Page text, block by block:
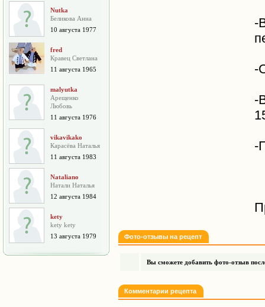
Nutka
Беликова Анна
10 августа 1977
fred
Кравец Светлана
11 августа 1965
malyutka
Арещенко
Любовь
11 августа 1976
vikavikako
Карасёва Наталья
11 августа 1983
Nataliano
Натали Наталья
12 августа 1984
kety
kety kety
13 августа 1979
-
-
-
-
Фото-отзывы на рецепт
Вы сможете добавить фото-отзыв
Комментарии рецепта